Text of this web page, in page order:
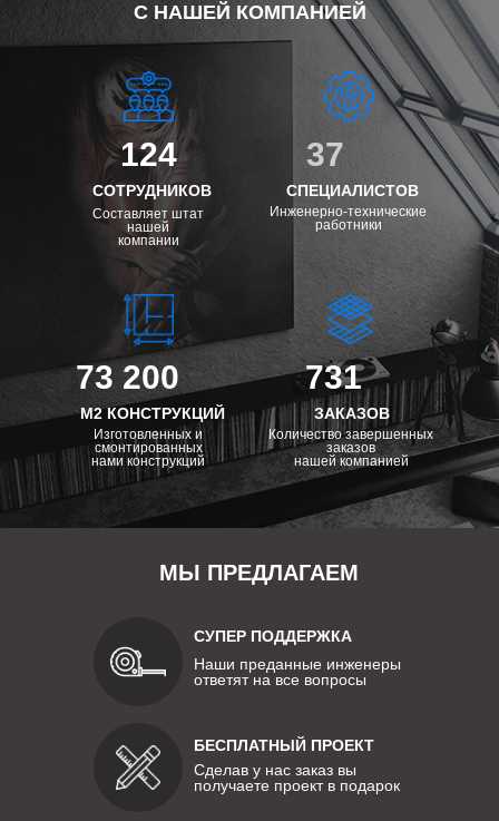
С НАШЕЙ КОМПАНИЕЙ
124
СОТРУДНИКОВ
Составляет штат
нашей
компании
73 200
М2 КОНСТРУКЦИЙ
Изготовленных и
смонтированных
нами конструкций
731
ЗАКАЗОВ
Количество завершенных
заказов
нашей компанией
37
СПЕЦИАЛИСТОВ
Инженерно-технические
работники
МЫ ПРЕДЛАГАЕМ
СУПЕР ПОДДЕРЖКА
Наши преданные инженеры
ответят на все вопросы
БЕСПЛАТНЫЙ ПРОЕКТ
Сделав у нас заказ вы
получаете проект в подарок